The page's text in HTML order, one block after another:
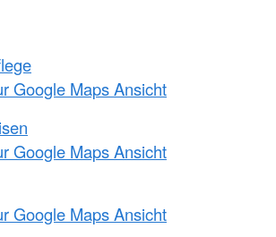
Google Maps Ansicht
Google Maps Ansicht
Google Maps Ansicht